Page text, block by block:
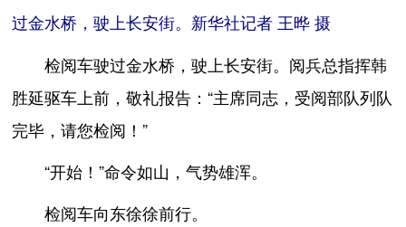
过金水桥，驶上长安街。新华社记者 王晔 摄
检阅车驶过金水桥，驶上长安街。阅兵总指挥韩
胜延驱车上前，敬礼报告：“主席同志，受阅部队列队
完毕，请您检阅！”
“开始！”命令如山，气势雄浑。
检阅车向东徐徐前行。